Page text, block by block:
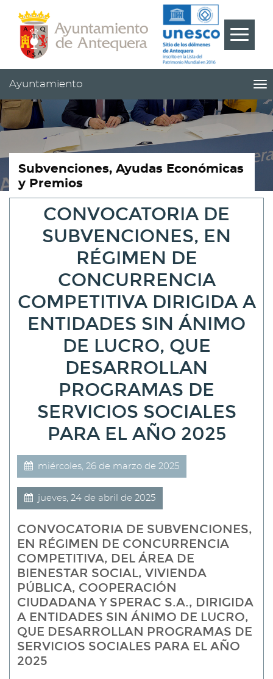
Cabecera
Pie
Menú
???
|
Ayuntamiento
Subvenciones, Ayudas Económicas
y Premios
CONVOCATORIA DE
SUBVENCIONES, EN
RÉGIMEN DE
CONCURRENCIA
COMPETITIVA DIRIGIDA A
ENTIDADES SIN ÁNIMO
DE LUCRO, QUE
DESARROLLAN
PROGRAMAS DE
SERVICIOS SOCIALES
PARA EL AÑO 2025
miércoles, 26 de marzo de 2025
jueves, 24 de abril de 2025
CONVOCATORIA DE SUBVENCIONES,
EN RÉGIMEN DE CONCURRENCIA
COMPETITIVA, DEL ÁREA DE
BIENESTAR SOCIAL, VIVIENDA
PÚBLICA, COOPERACIÓN
CIUDADANA Y SPERAC S.A., DIRIGIDA
A ENTIDADES SIN ÁNIMO DE LUCRO,
QUE DESARROLLAN PROGRAMAS DE
SERVICIOS SOCIALES PARA EL AÑO
2025